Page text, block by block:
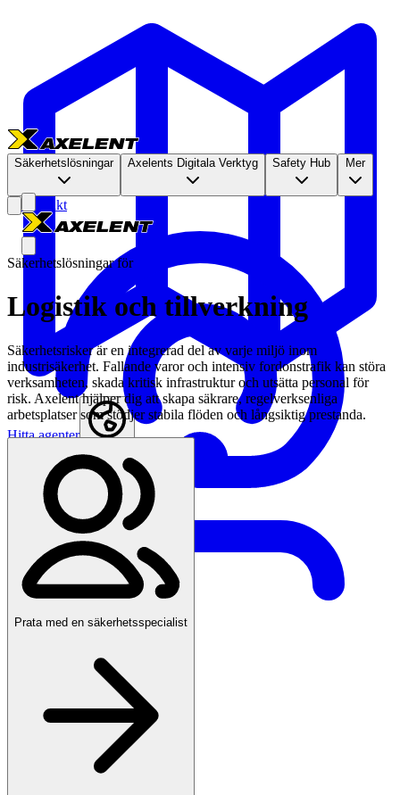
Hitta agenter
Säkerhetslösningar Axelents Digitala Verktyg Safety Hub Mer
Kontakt
Säkerhetslösningar för
Logistik och tillverkning
Säkerhetsrisker är en integrerad del av varje miljö inom
industrisäkerhet. Fallande varor och intensiv fordonstrafik kan störa
verksamheten, skada kritisk infrastruktur och utsätta personal för
risk. Axelent hjälper dig att skapa säkrare, regelverksenliga
arbetsplatser som stödjer stabila flöden och långsiktig prestanda.
Prata med en säkerhetsspecialist